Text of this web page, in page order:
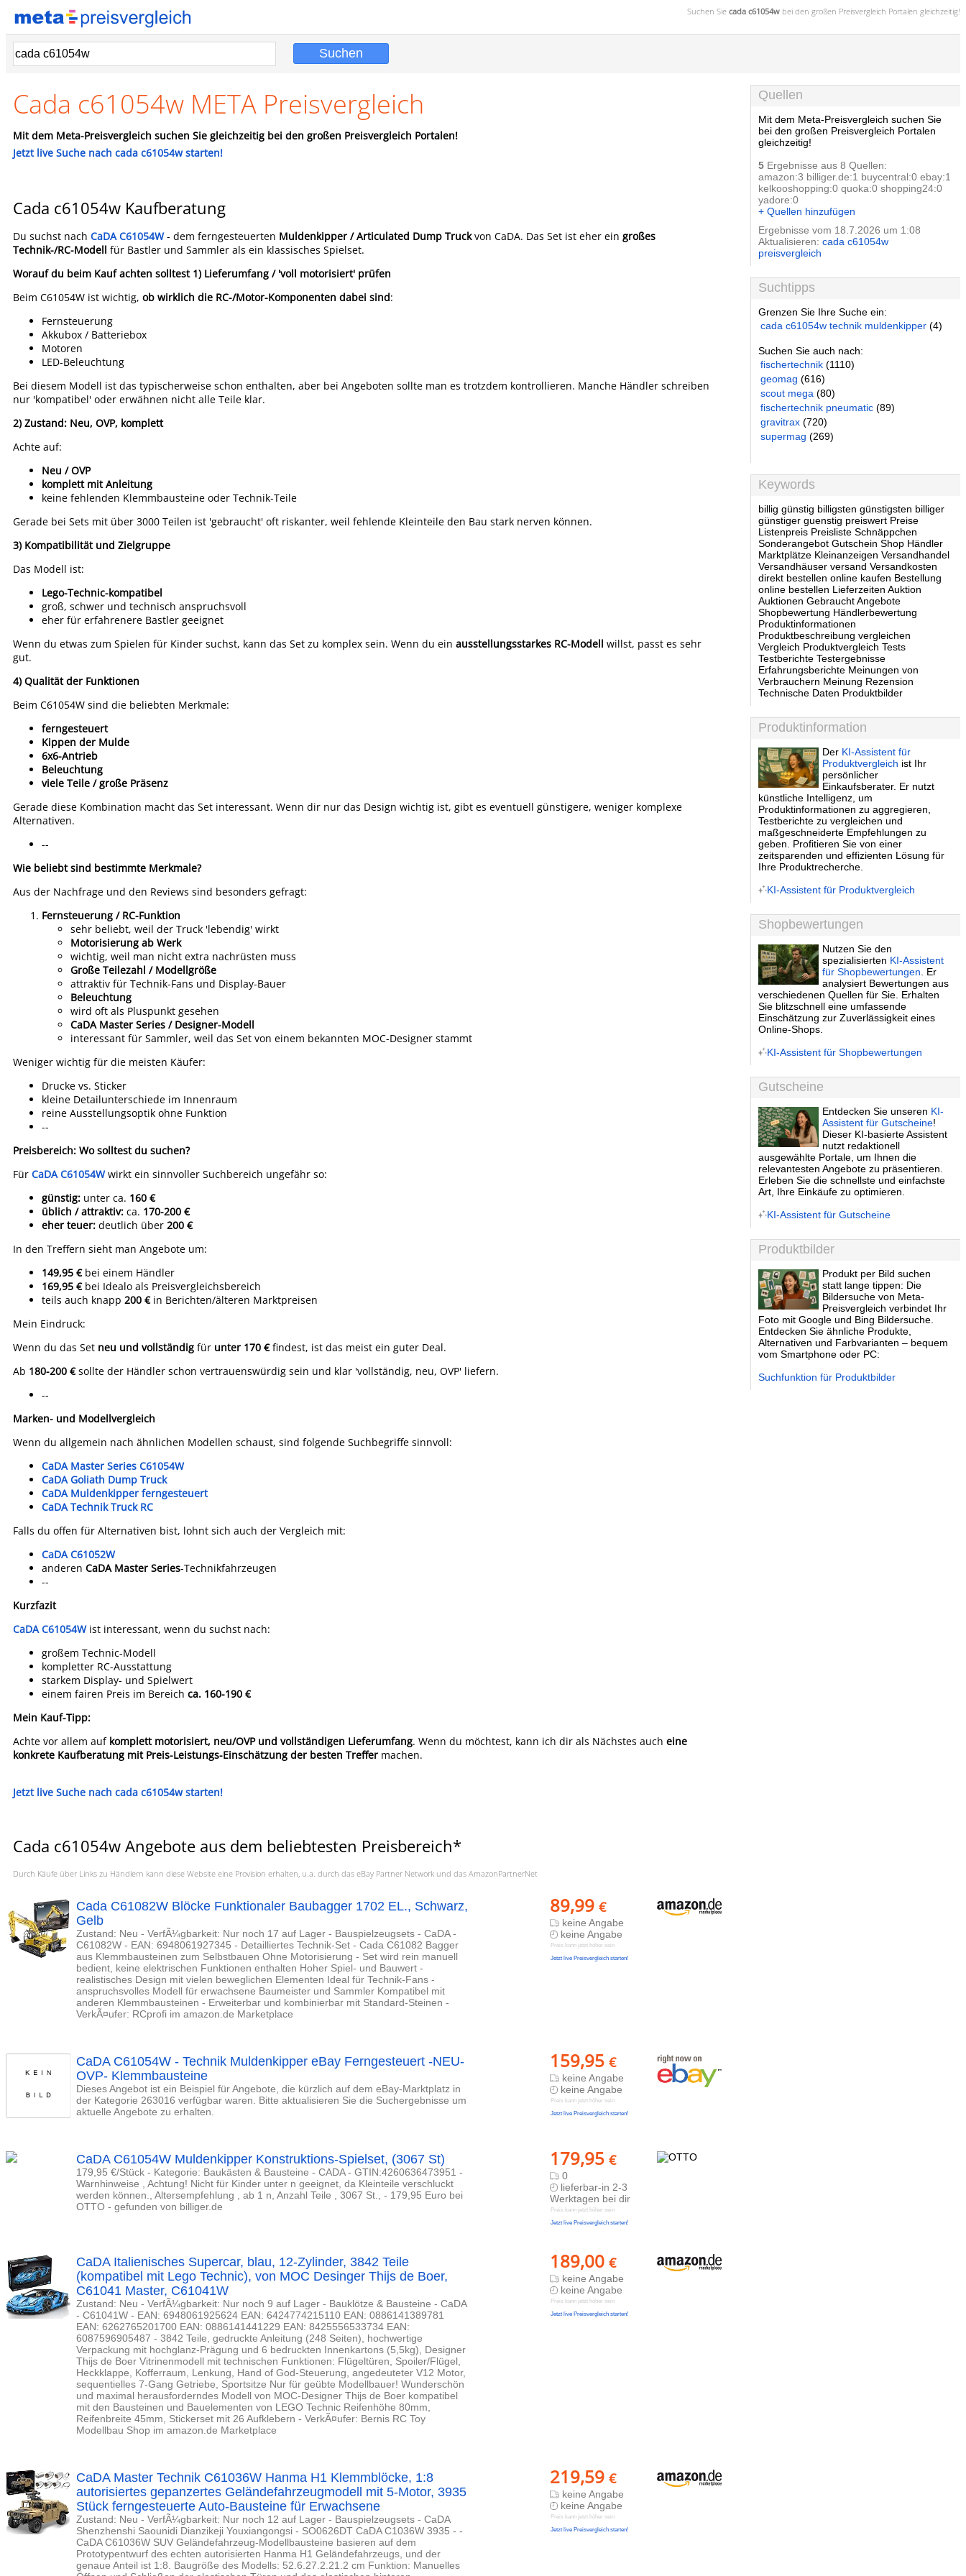
Suchen Sie cada c61054w bei den großen Preisvergleich Portalen gleichzeitig!
Cada c61054w META Preisvergleich
Mit dem Meta-Preisvergleich suchen Sie gleichzeitig bei den großen Preisvergleich Portalen!
Jetzt live Suche nach cada c61054w starten!
Cada c61054w Kaufberatung
Du suchst nach CaDA C61054W- dem ferngesteuerten Muldenkipper / Articulated Dump Truckvon CaDA. Das Set ist eher ein großes
Technik-/RC-Modell für Bastler und Sammler als ein klassisches Spielset.
Worauf du beim Kauf achten solltest 1) Lieferumfang / 'voll motorisiert' prüfen
Beim C61054W ist wichtig, ob wirklich die RC-/Motor-Komponenten dabei sind:
Fernsteuerung
Akkubox / Batteriebox
Motoren
LED-Beleuchtung
Bei diesem Modell ist das typischerweise schon enthalten, aber bei Angeboten sollte man es trotzdem kontrollieren. Manche Händler schreiben
nur 'kompatibel' oder erwähnen nicht alle Teile klar.
2) Zustand: Neu, OVP, komplett
Achte auf:
Neu / OVP
komplett mit Anleitung
keine fehlenden Klemmbausteine oder Technik-Teile
Gerade bei Sets mit über 3000 Teilen ist 'gebraucht' oft riskanter, weil fehlende Kleinteile den Bau stark nerven können.
3) Kompatibilität und Zielgruppe
Das Modell ist:
Lego-Technic-kompatibel
groß, schwer und technisch anspruchsvoll
eher für erfahrenere Bastler geeignet
Wenn du etwas zum Spielen für Kinder suchst, kann das Set zu komplex sein. Wenn du ein ausstellungsstarkes RC-Modell willst, passt es sehr
gut.
4) Qualität der Funktionen
Beim C61054W sind die beliebten Merkmale:
ferngesteuert
Kippen der Mulde
6x6-Antrieb
Beleuchtung
viele Teile / große Präsenz
Gerade diese Kombination macht das Set interessant. Wenn dir nur das Design wichtig ist, gibt es eventuell günstigere, weniger komplexe
Alternativen.
--
Wie beliebt sind bestimmte Merkmale?
Aus der Nachfrage und den Reviews sind besonders gefragt:
Fernsteuerung / RC-Funktion
sehr beliebt, weil der Truck 'lebendig' wirkt
Motorisierung ab Werk
wichtig, weil man nicht extra nachrüsten muss
Große Teilezahl / Modellgröße
attraktiv für Technik-Fans und Display-Bauer
Beleuchtung
wird oft als Pluspunkt gesehen
CaDA Master Series / Designer-Modell
interessant für Sammler, weil das Set von einem bekannten MOC-Designer stammt
Weniger wichtig für die meisten Käufer:
Drucke vs. Sticker
kleine Detailunterschiede im Innenraum
reine Ausstellungsoptik ohne Funktion
--
Preisbereich: Wo solltest du suchen?
Für CaDA C61054Wwirkt ein sinnvoller Suchbereich ungefähr so:
günstig: unter ca. 160 €
üblich / attraktiv: ca. 170-200 €
eher teuer: deutlich über 200 €
In den Treffern sieht man Angebote um:
149,95 €bei einem Händler
169,95 €bei Idealo als Preisvergleichsbereich
teils auch knapp 200 €in Berichten/älteren Marktpreisen
Mein Eindruck:
Wenn du das Set neu und vollständig für unter 170 €findest, ist das meist ein guter Deal.
Ab 180-200 €sollte der Händler schon vertrauenswürdig sein und klar 'vollständig, neu, OVP' liefern.
--
Marken- und Modellvergleich
Wenn du allgemein nach ähnlichen Modellen schaust, sind folgende Suchbegriffe sinnvoll:
CaDA Master Series C61054W
CaDA Goliath Dump Truck
CaDA Muldenkipper ferngesteuert
CaDA Technik Truck RC
Falls du offen für Alternativen bist, lohnt sich auch der Vergleich mit:
CaDA C61052W
anderen CaDA Master Series-Technikfahrzeugen
--
Kurzfazit
CaDA C61054Wist interessant, wenn du suchst nach:
großem Technic-Modell
kompletter RC-Ausstattung
starkem Display- und Spielwert
einem fairen Preis im Bereich ca. 160-190 €
Mein Kauf-Tipp:
Achte vor allem auf komplett motorisiert, neu/OVP und vollständigen Lieferumfang. Wenn du möchtest, kann ich dir als Nächstes auch eine
konkrete Kaufberatung mit Preis-Leistungs-Einschätzung der besten Treffer machen.
Jetzt live Suche nach cada c61054w starten!
Cada c61054w Angebote aus dem beliebtesten Preisbereich*
Durch Käufe über Links zu Händlern kann diese Website eine Provision erhalten, u.a. durch das eBay Partner Network und das AmazonPartnerNet
89,99 €
keine Angabe
keine Angabe
Preis kann jetzt höher sein
Jetzt live Preisvergleich starten!
Cada C61082W Blöcke Funktionaler Baubagger 1702 EL., Schwarz,
Gelb
Zustand: Neu - VerfÃ¼gbarkeit: Nur noch 17 auf Lager - Bauspielzeugsets - CaDA -
C61082W - EAN: 6948061927345 - Detailliertes Technik-Set - Cada C61082 Bagger
aus Klemmbausteinen zum Selbstbauen Ohne Motorisierung - Set wird rein manuell
bedient, keine elektrischen Funktionen enthalten Hoher Spiel- und Bauwert -
realistisches Design mit vielen beweglichen Elementen Ideal für Technik-Fans -
anspruchsvolles Modell für erwachsene Baumeister und Sammler Kompatibel mit
anderen Klemmbausteinen - Erweiterbar und kombinierbar mit Standard-Steinen -
VerkÃ¤ufer: RCprofi im amazon.de Marketplace
159,95 €
keine Angabe
keine Angabe
Preis kann jetzt höher sein
Jetzt live Preisvergleich starten!
CaDA C61054W - Technik Muldenkipper eBay Ferngesteuert -NEU-
OVP- Klemmbausteine
Dieses Angebot ist ein Beispiel für Angebote, die kürzlich auf dem eBay-Marktplatz in
der Kategorie 263016 verfügbar waren. Bitte aktualisieren Sie die Suchergebnisse um
aktuelle Angebote zu erhalten.
179,95 €
0
lieferbar-in 2-3
Werktagen bei dir
Preis kann jetzt höher sein
Jetzt live Preisvergleich starten!
CaDA C61054W Muldenkipper Konstruktions-Spielset, (3067 St)
179,95 €/Stück - Kategorie: Baukästen & Bausteine - CADA - GTIN:4260636473951 -
Warnhinweise , Achtung! Nicht für Kinder unter n geeignet, da Kleinteile verschluckt
werden können., Altersempfehlung , ab 1 n, Anzahl Teile , 3067 St., - 179,95 Euro bei
OTTO - gefunden von billiger.de
189,00 €
keine Angabe
keine Angabe
Preis kann jetzt höher sein
Jetzt live Preisvergleich starten!
CaDA Italienisches Supercar, blau, 12-Zylinder, 3842 Teile
(kompatibel mit Lego Technic), von MOC Desinger Thijs de Boer,
C61041 Master, C61041W
Zustand: Neu - VerfÃ¼gbarkeit: Nur noch 9 auf Lager - Bauklötze & Bausteine - CaDA
- C61041W - EAN: 6948061925624 EAN: 6424774215110 EAN: 0886141389781
EAN: 6262765201700 EAN: 0886141441229 EAN: 8425556533734 EAN:
6087596905487 - 3842 Teile, gedruckte Anleitung (248 Seiten), hochwertige
Verpackung mit hochglanz-Prägung und 6 bedruckten Innenkartons (5,5kg), Designer
Thijs de Boer Vitrinenmodell mit technischen Funktionen: Flügeltüren, Spoiler/Flügel,
Heckklappe, Kofferraum, Lenkung, Hand of God-Steuerung, angedeuteter V12 Motor,
sequentielles 7-Gang Getriebe, Sportsitze Nur für geübte Modellbauer! Wunderschön
und maximal herausforderndes Modell von MOC-Designer Thijs de Boer kompatibel
mit den Bausteinen und Bauelementen von LEGO Technic Reifenhöhe 80mm,
Reifenbreite 45mm, Stickerset mit 26 Aufklebern - VerkÃ¤ufer: Bernis RC Toy
Modellbau Shop im amazon.de Marketplace
219,59 €
keine Angabe
keine Angabe
Preis kann jetzt höher sein
Jetzt live Preisvergleich starten!
CaDA Master Technik C61036W Hanma H1 Klemmblöcke, 1:8
autorisiertes gepanzertes Geländefahrzeugmodell mit 5-Motor, 3935
Stück ferngesteuerte Auto-Bausteine für Erwachsene
Zustand: Neu - VerfÃ¼gbarkeit: Nur noch 12 auf Lager - Bauspielzeugsets - CaDA
Shenzhenshi Saounidi Dianzikeji Youxiangongsi - SO0626DT CaDA C1036W 3935 - -
CaDA C61036W SUV Geländefahrzeug-Modellbausteine basieren auf dem
Prototypentwurf des echten autorisierten Hanma H1 Geländefahrzeugs, und der
genaue Anteil ist 1:8. Baugröße des Modells: 52.6.27.2.21.2 cm Funktion: Manuelles
Quellen
Mit dem Meta-Preisvergleich suchen Sie
bei den großen Preisvergleich Portalen
gleichzeitig!
5 Ergebnisse aus 8 Quellen:
amazon:3 billiger.de:1 buycentral:0 ebay:1
kelkooshopping:0 quoka:0 shopping24:0
yadore:0
+ Quellen hinzufügen
Ergebnisse vom 18.7.2026 um 1:08
Aktualisieren: cada c61054w
preisvergleich
Suchtipps
Grenzen Sie Ihre Suche ein:
cada c61054w technik muldenkipper (4)
Suchen Sie auch nach:
fischertechnik (1110)
geomag (616)
scout mega (80)
fischertechnik pneumatic (89)
gravitrax (720)
supermag (269)
Keywords
billig günstig billigsten günstigsten billiger
günstiger guenstig preiswert Preise
Listenpreis Preisliste Schnäppchen
Sonderangebot Gutschein Shop Händler
Marktplätze Kleinanzeigen Versandhandel
Versandhäuser versand Versandkosten
direkt bestellen online kaufen Bestellung
online bestellen Lieferzeiten Auktion
Auktionen Gebraucht Angebote
Shopbewertung Händlerbewertung
Produktinformationen
Produktbeschreibung vergleichen
Vergleich Produktvergleich Tests
Testberichte Testergebnisse
Erfahrungsberichte Meinungen von
Verbrauchern Meinung Rezension
Technische Daten Produktbilder
Produktinformation
Der KI-Assistent für
Produktvergleich ist Ihr
persönlicher
Einkaufsberater. Er nutzt
künstliche Intelligenz, um
Produktinformationen zu aggregieren,
Testberichte zu vergleichen und
maßgeschneiderte Empfehlungen zu
geben. Profitieren Sie von einer
zeitsparenden und effizienten Lösung für
Ihre Produktrecherche.
KI-Assistent für Produktvergleich
Shopbewertungen
Nutzen Sie den
spezialisierten KI-Assistent
für Shopbewertungen . Er
analysiert Bewertungen aus
verschiedenen Quellen für Sie. Erhalten
Sie blitzschnell eine umfassende
Einschätzung zur Zuverlässigkeit eines
Online-Shops.
KI-Assistent für Shopbewertungen
Gutscheine
Entdecken Sie unseren KI-
Assistent für Gutscheine!
Dieser KI-basierte Assistent
nutzt redaktionell
ausgewählte Portale, um Ihnen die
relevantesten Angebote zu präsentieren.
Erleben Sie die schnellste und einfachste
Art, Ihre Einkäufe zu optimieren.
KI-Assistent für Gutscheine
Produktbilder
Produkt per Bild suchen
statt lange tippen: Die
Bildersuche von Meta-
Preisvergleich verbindet Ihr
Foto mit Google und Bing Bildersuche.
Entdecken Sie ähnliche Produkte,
Alternativen und Farbvarianten – bequem
vom Smartphone oder PC:
Suchfunktion für Produktbilder